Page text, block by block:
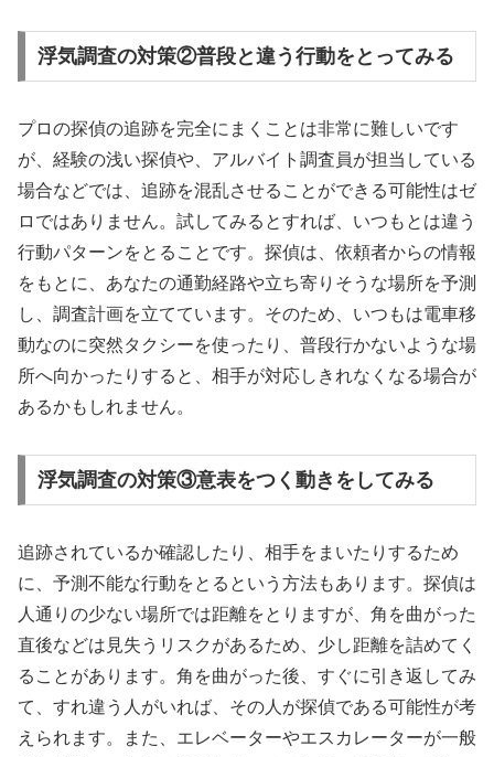
浮気調査の対策②普段と違う行動をとってみる
プロの探偵の追跡を完全にまくことは非常に難しいです
が、経験の浅い探偵や、アルバイト調査員が担当している
場合などでは、追跡を混乱させることができる可能性はゼ
ロではありません。試してみるとすれば、いつもとは違う
行動パターンをとることです。探偵は、依頼者からの情報
をもとに、あなたの通勤経路や立ち寄りそうな場所を予測
し、調査計画を立てています。そのため、いつもは電車移
動なのに突然タクシーを使ったり、普段行かないような場
所へ向かったりすると、相手が対応しきれなくなる場合が
あるかもしれません。
浮気調査の対策③意表をつく動きをしてみる
追跡されているか確認したり、相手をまいたりするため
に、予測不能な行動をとるという方法もあります。探偵は
人通りの少ない場所では距離をとりますが、角を曲がった
直後などは見失うリスクがあるため、少し距離を詰めてく
ることがあります。角を曲がった後、すぐに引き返してみ
て、すれ違う人がいれば、その人が探偵である可能性が考
えられます。また、エレベーターやエスカレーターが一般